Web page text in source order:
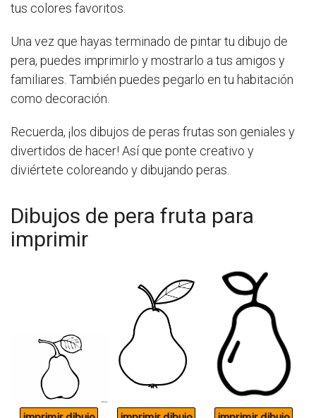
tus colores favoritos.
Una vez que hayas terminado de pintar tu dibujo de
pera, puedes imprimirlo y mostrarlo a tus amigos y
familiares. También puedes pegarlo en tu habitación
como decoración.
Recuerda, ¡los dibujos de peras frutas son geniales y
divertidos de hacer! Así que ponte creativo y
diviértete coloreando y dibujando peras.
Dibujos de pera fruta para
imprimir